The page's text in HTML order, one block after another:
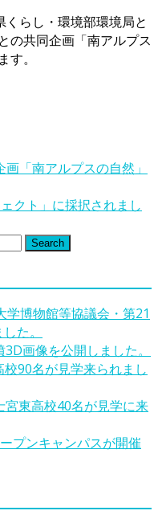
らし・環境部環境局と
の共同企画「南アルプス
。
「南アルプスの自然」
クト」に採択されまし
Search
学博物館等協議会・第21
た。
画像を公開しました。
90名が見学来られまし
東高校40名が見学に来
プンキャンパスが開催